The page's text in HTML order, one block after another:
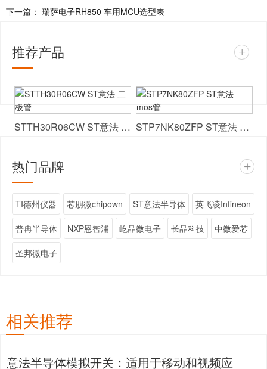
下一篇： 瑞萨电子RH850 车用MCU选型表
推荐产品 +
STTH30R06CW ST意法 二极管 STP7NK80ZFP ST意法 mos管
热门品牌 +
TI德州仪器 芯朋微chipown ST意法半导体 英飞凌Infineon
普冉半导体 NXP恩智浦 屹晶微电子 长晶科技 中微爱芯
圣邦微电子
相关推荐
意法半导体模拟开关：适用于移动和视频应